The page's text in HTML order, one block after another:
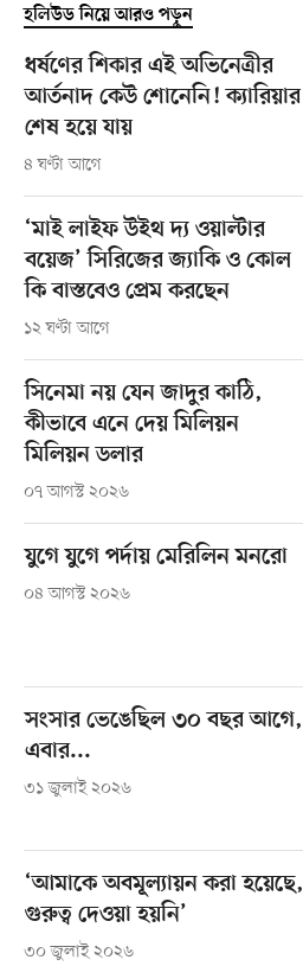
হলিউড নিয়ে আরও পড়ুন
ধর্ষণের শিকার এই অভিনেত্রীর
আর্তনাদ কেউ শোনেনি! ক্যারিয়ার
শেষ হয়ে যায়
৪ ঘণ্টা আগে
‘মাই লাইফ উইথ দ্য ওয়াল্টার
বয়েজ’ সিরিজের জ্যাকি ও কোল
কি বাস্তবেও প্রেম করছেন
১২ ঘণ্টা আগে
সিনেমা নয় যেন জাদুর কাঠি,
কীভাবে এনে দেয় মিলিয়ন
মিলিয়ন ডলার
০৭ আগস্ট ২০২৬
যুগে যুগে পর্দায় মেরিলিন মনরো
০৪ আগস্ট ২০২৬
সংসার ভেঙেছিল ৩০ বছর আগে,
এবার...
৩১ জুলাই ২০২৬
‘আমাকে অবমূল্যায়ন করা হয়েছে,
গুরুত্ব দেওয়া হয়নি’
৩০ জুলাই ২০২৬